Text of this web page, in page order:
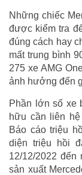
Những chiếc
được kiểm tra
đúng cách hay
mất trung bình
275 xe AMG
ảnh hưởng đến
Phần lớn số xe
hữu cần liên
Báo cáo triệu
diện triệu hồi
12/12/2022 đến
sản xuất